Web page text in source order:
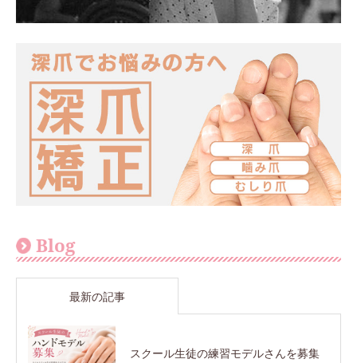
Blog
最新の記事
スクール生徒の練習モデルさんを募集